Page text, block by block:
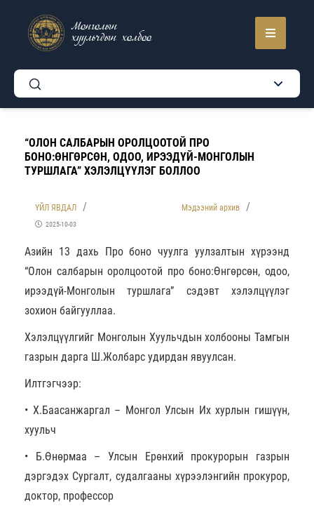
Монголын
хуульчдын холбоо
“ОЛОН САЛБАРЫН ОРОЛЦООТОЙ ПРО
БОНО:ӨНГӨРСӨН, ОДОО, ИРЭЭДҮЙ-МОНГОЛЫН
ТУРШЛАГА” ХЭЛЭЛЦҮҮЛЭГ БОЛЛОО
ҮЙЛ ЯВДАЛ Мэдээний архив
2025-10-03
Азийн 13 дахь Про боно чуулга уулзалтын хүрээнд
“Олон салбарын оролцоотой про боно:Өнгөрсөн, одоо,
ирээдүй-Монголын туршлага” сэдэвт хэлэлцүүлэг
зохион байгууллаа.
Хэлэлцүүлгийг Монголын Хуульчдын холбооны Тамгын
газрын дарга Ш.Жолбарс удирдан явуулсан.
Илтгэгчээр:
• Х.Баасанжаргал – Монгол Улсын Их хурлын гишүүн,
хуульч
• Б.Өнөрмаа – Улсын Ерөнхий прокурорын газрын
дэргэдэх Сургалт, судалгааны хүрээлэнгийн прокурор,
доктор, профессор